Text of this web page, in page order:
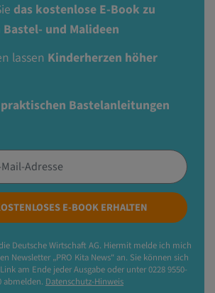
das kostenlose E-Book zu
und Malideen
lassen Kinderherzen höher
Bastelanleitungen
E-BOOK ERHALTEN
Deutsche Wirtschaft AG. Hiermit melde ich mich
Newsletter „PRO Kita News“ an. Sie können sich
am Ende jeder Ausgabe oder unter 0228 9550-
abmelden. Datenschutz-Hinweis